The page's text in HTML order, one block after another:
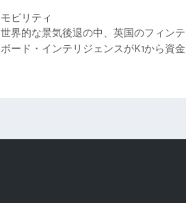
カ
テ
ゴ
モビリティ
世界的な景気後退の中、英国のフィン
ボード・インテリジェンスがK1から資